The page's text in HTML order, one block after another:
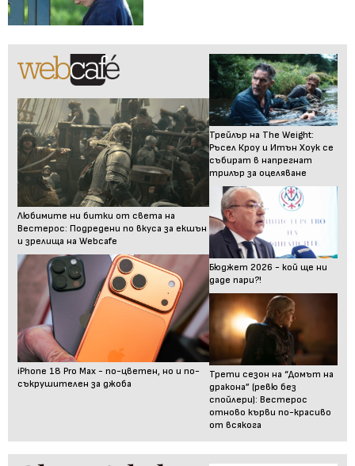
Любимите ни битки от света на
Вестерос: Подредени по вкуса за екшън
и зрелища на Webcafe
iPhone 18 Pro Max - по-цветен, но и по-
съкрушителен за джоба
Трейлър на The Weight:
Ръсел Кроу и Итън Хоук се
събират в напрегнат
трилър за оцеляване
Бюджет 2026 - кой ще ни
даде пари?!
Трети сезон на “Домът на
дракона” (ревю без
спойлери): Вестерос
отново кърви по-красиво
от всякога